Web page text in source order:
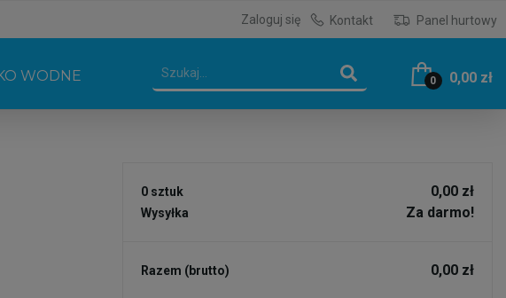
Zaloguj się Kontakt Panel hurtowy
WODNE 0 0,00 zł
0 sztuk 0,00 zł
Wysyłka Za darmo!
Razem (brutto) 0,00 zł